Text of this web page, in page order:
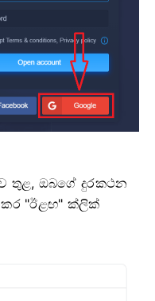
තුළ, ඔබගේ දුරකථන
කර "ඊළඟ" ක්ලික්